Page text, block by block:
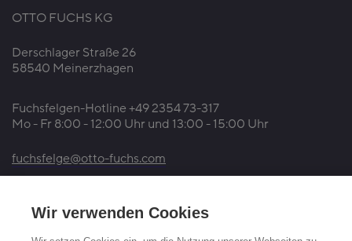
OTTO FUCHS KG
Derschlager Straße 26
58540 Meinerzhagen
Fuchsfelgen-Hotline +49 2354 73-317
Mo - Fr 8:00 - 12:00 Uhr und 13:00 - 15:00 Uhr
fuchsfelge@otto-fuchs.com
Wir verwenden Cookies